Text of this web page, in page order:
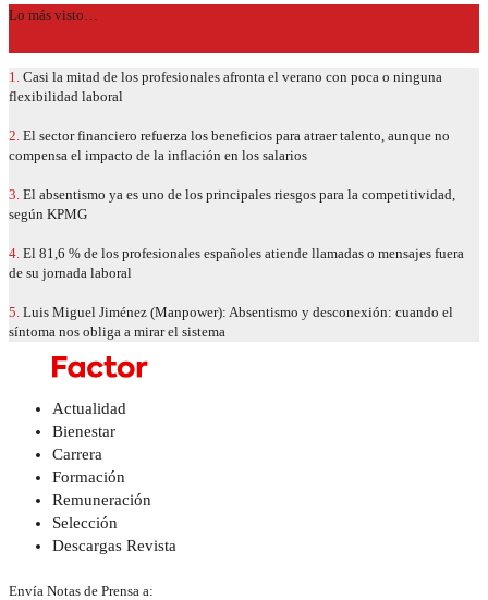
Lo más visto…
1. Casi la mitad de los profesionales afronta el verano con poca o ninguna
flexibilidad laboral
2. El sector financiero refuerza los beneficios para atraer talento, aunque no
compensa el impacto de la inflación en los salarios
3. El absentismo ya es uno de los principales riesgos para la competitividad,
según KPMG
4. El 81,6 % de los profesionales españoles atiende llamadas o mensajes fuera
de su jornada laboral
5. Luis Miguel Jiménez (Manpower): Absentismo y desconexión: cuando el
síntoma nos obliga a mirar el sistema
Actualidad
Bienestar
Carrera
Formación
Remuneración
Selección
Descargas Revista
Envía Notas de Prensa a: